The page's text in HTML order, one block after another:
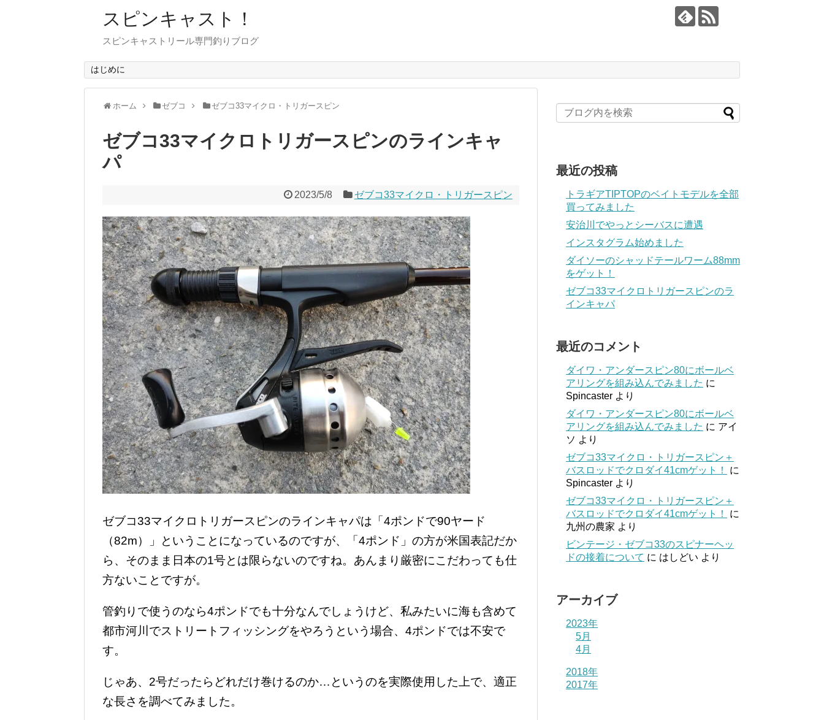
スピンキャスト！
スピンキャストリール専門釣りブログ
はじめに
ホーム ゼブコ ゼブコ33マイクロ・トリガースピン
ゼブコ33マイクロトリガースピンのラインキャ
パ
2023/5/8 ゼブコ33マイクロ・トリガースピン
ゼブコ33マイクロトリガースピンのラインキャパは「4ポンドで90ヤード
（82m）」ということになっているのですが、「4ポンド」の方が米国表記だか
ら、そのまま日本の1号とは限らないのですね。あんまり厳密にこだわっても仕
方ないことですが。
管釣りで使うのなら4ポンドでも十分なんでしょうけど、私みたいに海も含めて
都市河川でストリートフィッシングをやろうという場合、4ポンドでは不安で
す。
じゃあ、2号だったらどれだけ巻けるのか…というのを実際使用した上で、適正
な長さを調べてみました。
最近の投稿
トラギアTIPTOPのベイトモデルを全部
買ってみました
安治川でやっとシーバスに遭遇
インスタグラム始めました
ダイソーのシャッドテールワーム88mm
をゲット！
ゼブコ33マイクロトリガースピンのラ
インキャパ
最近のコメント
ダイワ・アンダースピン80にボールベ
アリングを組み込んでみました に
Spincaster より
ダイワ・アンダースピン80にボールベ
アリングを組み込んでみました に アイ
ソ より
ゼブコ33マイクロ・トリガースピン＋
バスロッドでクロダイ41cmゲット！
に
Spincaster より
ゼブコ33マイクロ・トリガースピン＋
バスロッドでクロダイ41cmゲット！
に
九州の農家 より
ビンテージ・ゼブコ33のスピナーヘッ
ドの接着について に はしどい より
アーカイブ
2023年
5月
4月
2018年
2017年